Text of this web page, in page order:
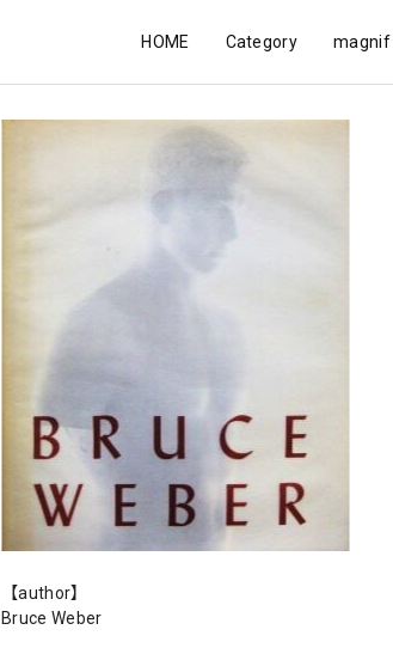
HOME Category magnif
【author】
Bruce Weber